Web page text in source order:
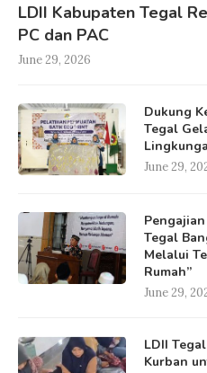
LDII Kabupaten Tegal
PC dan PAC
June 29, 2026
Dukung
Tegal
June 29,
Tegal
Melalui
Rumah”
June 29,
LDII
Kurban